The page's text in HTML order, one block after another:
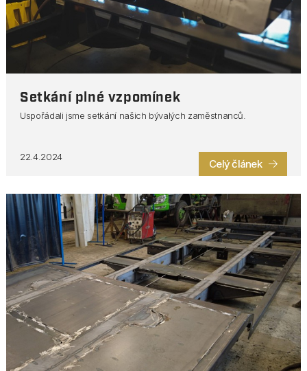
Setkání plné vzpomínek
Uspořádali jsme setkání našich bývalých zaměstnanců.
22.4.2024
Celý článek